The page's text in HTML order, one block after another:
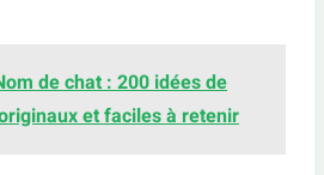
de chat : 200 idées de
et faciles à retenir